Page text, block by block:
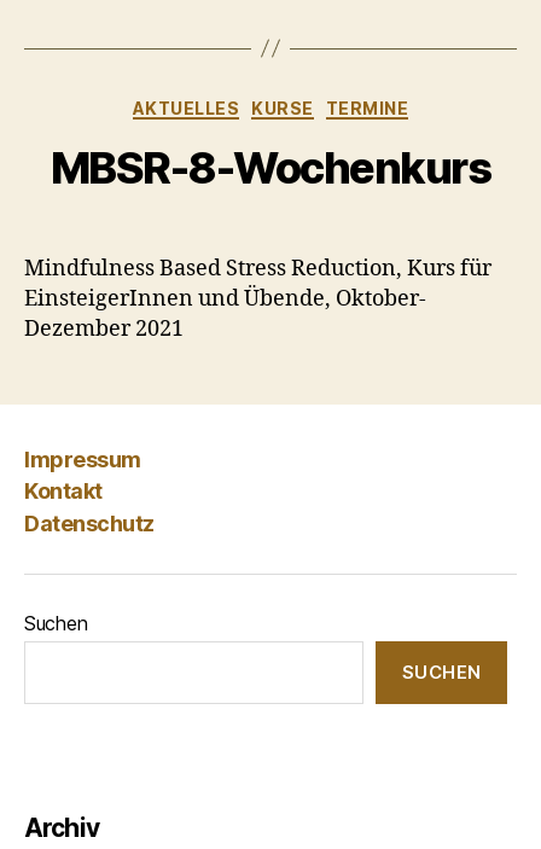
Kategorien
AKTUELLES KURSE TERMINE
MBSR-8-Wochenkurs
Mindfulness Based Stress Reduction, Kurs für
EinsteigerInnen und Übende, Oktober-
Dezember 2021
Impressum
Kontakt
Datenschutz
Suchen
SUCHEN
Archiv